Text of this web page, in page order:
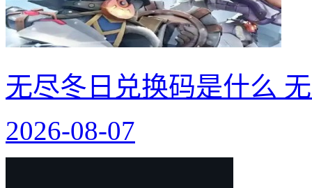
无尽冬日兑换码是什么
2026-08-07